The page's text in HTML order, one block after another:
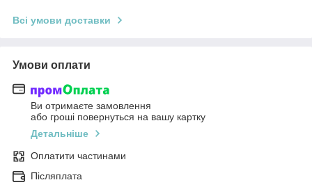
Всі умови доставки
Умови оплати
Ви отримаєте замовлення
або гроші повернуться на вашу картку
Детальніше
Оплатити частинами
Післяплата